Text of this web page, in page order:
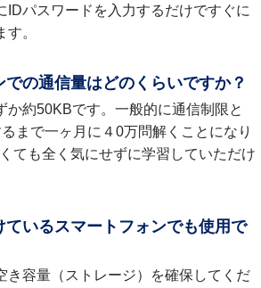
IDパスワードを入力するだけですぐに
。
での通信量はどのくらいですか？
か約50KBです。一般的に通信制限と
まで一ヶ月に４0万問解くことになり
ても全く気にせずに学習していただけ
ているスマートフォンでも使用で
き容量（ストレージ）を確保してくだ